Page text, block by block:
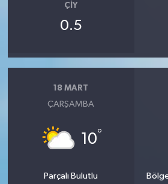
ÇIY
0.5
18 MART
ÇARŞAMBA
10°
Parçalı Bulutlu